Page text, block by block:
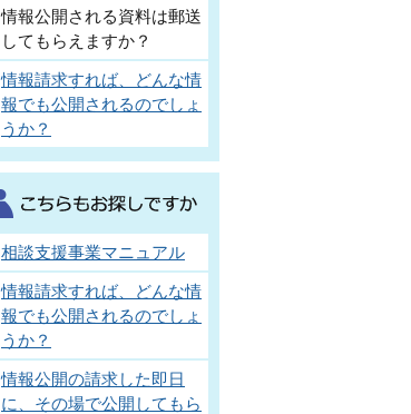
情報公開される資料は郵送
してもらえますか？
情報請求すれば、どんな情
報でも公開されるのでしょ
うか？
相談支援事業マニュアル
情報請求すれば、どんな情
報でも公開されるのでしょ
うか？
情報公開の請求した即日
に、その場で公開してもら